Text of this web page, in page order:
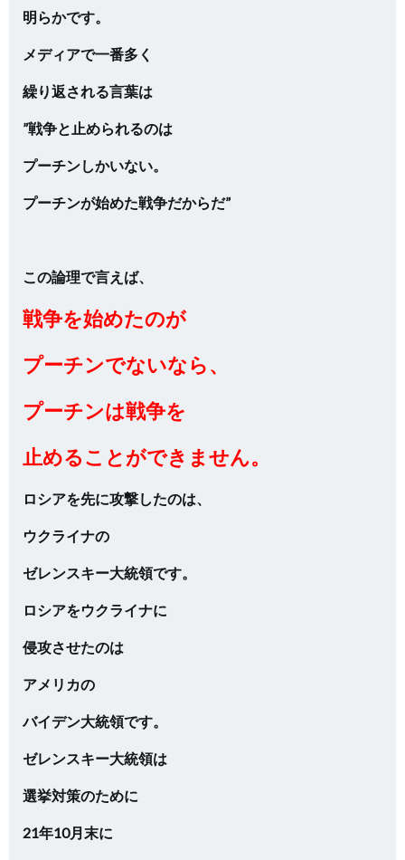
明らかです。
メディアで一番多く
繰り返される言葉は
”戦争と止められるのは
プーチンしかいない。
プーチンが始めた戦争だからだ”
この論理で言えば、
戦争を始めたのが
プーチンでないなら、
プーチンは戦争を
止めることができません。
ロシアを先に攻撃したのは、
ウクライナの
ゼレンスキー大統領です。
ロシアをウクライナに
侵攻させたのは
アメリカの
バイデン大統領です。
ゼレンスキー大統領は
選挙対策のために
21年10月末に